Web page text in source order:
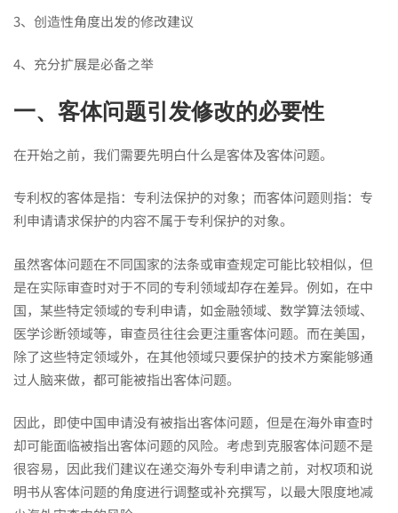
利
申
请？
请
慎
重！！
3、创造性角度出发的修改建议
4、充分扩展是必备之举
一、客体问题引发修改的必要性
在开始之前，我们需要先明白什么是客体及客体问题。
专利权的客体是指：专利法保护的对象；而客体问题则指：专
利申请请求保护的内容不属于专利保护的对象。
虽然客体问题在不同国家的法条或审查规定可能比较相似，但
是在实际审查时对于不同的专利领域却存在差异。例如，在中
国，某些特定领域的专利申请，如金融领域、数学算法领域、
医学诊断领域等，审查员往往会更注重客体问题。而在美国，
除了这些特定领域外，在其他领域只要保护的技术方案能够通
过人脑来做，都可能被指出客体问题。
因此，即使中国申请没有被指出客体问题，但是在海外审查时
却可能面临被指出客体问题的风险。考虑到克服客体问题不是
很容易，因此我们建议在递交海外专利申请之前，对权项和说
明书从客体问题的角度进行调整或补充撰写，以最大限度地减